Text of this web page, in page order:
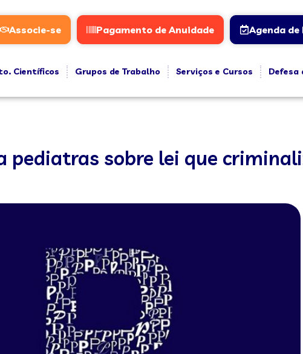
Associe-se Pagamento de Anuidade Agenda de
Científicos Grupos de Trabalho Serviços e Cursos
Defesa
sobre lei que